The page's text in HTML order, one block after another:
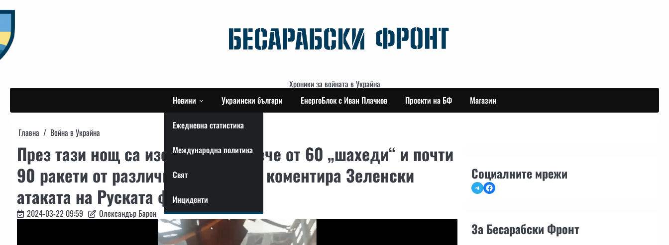
to
content
Хроники за войната в Украйна
Новини
Ежедневна статистика
Международна политика
Свят
Инциденти
Украински българи ЕнергоБлок с Иван Плачков Проекти на БФ Магазин
Главна Война в Украйна
През тази нощ са изстреляни повече от 60 „шахеди“ и почти
90 ракети от различни видове, — коментира Зеленски
атаката на Руската федерация
2024-03-22 09:59 Олександър Барон
Социалните мрежи
TelegramFacebook
За Бесарабски Фронт